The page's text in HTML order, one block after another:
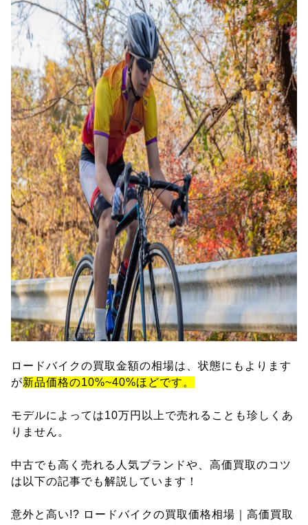
ロードバイクの買取金額の相場は、状態にもよります
が新品価格の10%~40%ほどです。
モデルによっては10万円以上で売れることも珍しくあ
りません。
中古でも高く売れる人気ブランドや、高価買取のコツ
は以下の記事でも解説しています！
意外と高い!? ロードバイクの買取価格相場｜高価買取